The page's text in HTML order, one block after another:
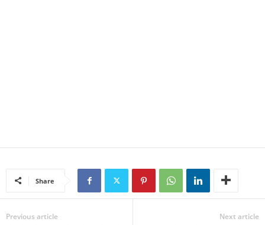
Share
Previous article Next article